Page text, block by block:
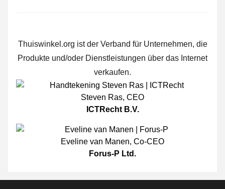
Thuiswinkel.org ist der Verband für Unternehmen, die
Produkte und/oder Dienstleistungen über das Internet
verkaufen.
Steven Ras, CEO
ICTRecht B.V.
Eveline van Manen, Co-CEO
Forus-P Ltd.